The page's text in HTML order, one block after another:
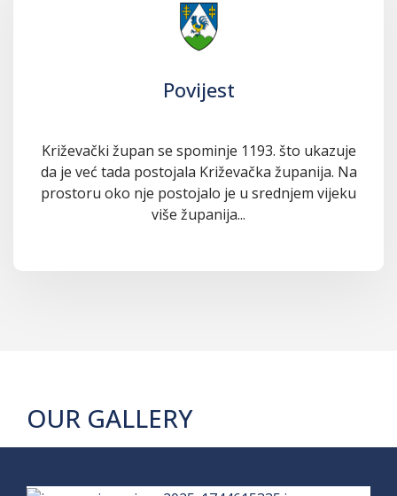
Povijest
Križevački župan se spominje 1193. što ukazuje
da je već tada postojala Križevačka županija. Na
prostoru oko nje postojalo je u srednjem vijeku
više županija...
OUR GALLERY